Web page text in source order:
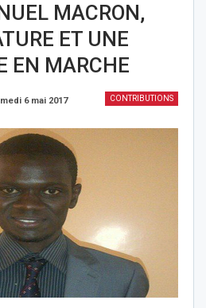
MACRON,
ET UNE
EN MARCHE
CONTRIBUTIONS
6 mai 2017